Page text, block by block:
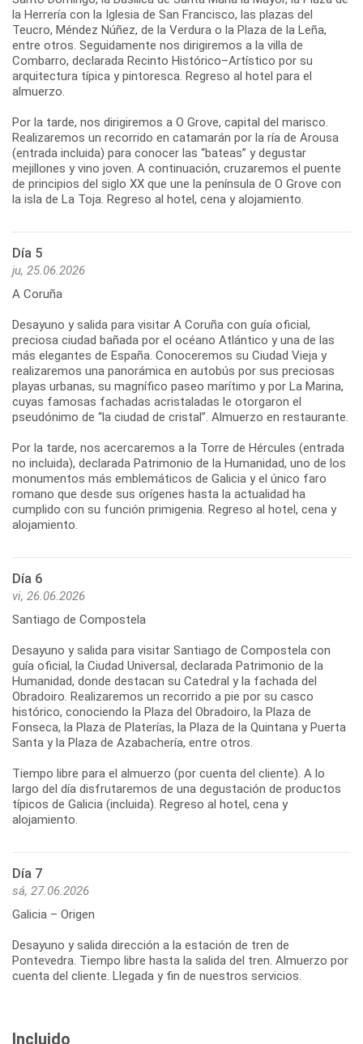
la Herrería con la Iglesia de San Francisco, las plazas del
Teucro, Méndez Núñez, de la Verdura o la Plaza de la Leña,
entre otros. Seguidamente nos dirigiremos a la villa de
Combarro, declarada Recinto Histórico–Artístico por su
arquitectura típica y pintoresca. Regreso al hotel para el
almuerzo.
Por la tarde, nos dirigiremos a O Grove, capital del marisco.
Realizaremos un recorrido en catamarán por la ría de Arousa
(entrada incluida) para conocer las “bateas” y degustar
mejillones y vino joven. A continuación, cruzaremos el puente
de principios del siglo XX que une la península de O Grove con
Día 5
ju, 25.06.2026
A Coruña
Desayuno y salida para visitar A Coruña con guía oficial,
preciosa ciudad bañada por el océano Atlántico y una de las
más elegantes de España. Conoceremos su Ciudad Vieja y
realizaremos una panorámica en autobús por sus preciosas
playas urbanas, su magnífico paseo marítimo y por La Marina,
cuyas famosas fachadas acristaladas le otorgaron el
pseudónimo de “la ciudad de cristal”. Almuerzo en restaurante.
Por la tarde, nos acercaremos a la Torre de Hércules (entrada
no incluida), declarada Patrimonio de la Humanidad, uno de los
monumentos más emblemáticos de Galicia y el único faro
romano que desde sus orígenes hasta la actualidad ha
cumplido con su función primigenia. Regreso al hotel, cena y
Día 6
vi, 26.06.2026
Santiago de Compostela
Desayuno y salida para visitar Santiago de Compostela con
guía oficial, la Ciudad Universal, declarada Patrimonio de la
Humanidad, donde destacan su Catedral y la fachada del
Obradoiro. Realizaremos un recorrido a pie por su casco
histórico, conociendo la Plaza del Obradoiro, la Plaza de
Fonseca, la Plaza de Platerías, la Plaza de la Quintana y Puerta
Santa y la Plaza de Azabachería, entre otros.
Tiempo libre para el almuerzo (por cuenta del cliente). A lo
largo del día disfrutaremos de una degustación de productos
típicos de Galicia (incluida). Regreso al hotel, cena y
Día 7
sá, 27.06.2026
Galicia – Origen
Desayuno y salida dirección a la estación de tren de
Pontevedra. Tiempo libre hasta la salida del tren. Almuerzo por
Incluido